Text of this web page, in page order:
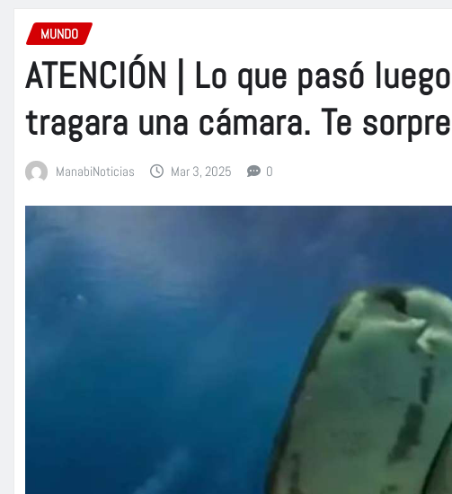
MUNDO
ATENCIÓN | Lo que pasó
tragara una cámara. Te
ManabiNoticias Mar 3, 2025 0